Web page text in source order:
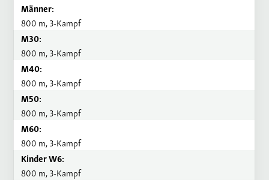
Männer:
800 m, 3-Kampf
M30:
800 m, 3-Kampf
M40:
800 m, 3-Kampf
M50:
800 m, 3-Kampf
M60:
800 m, 3-Kampf
Kinder W6:
800 m, 3-Kampf